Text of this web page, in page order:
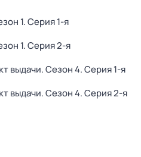
1. Серия 1-я
1. Серия 2-я
выдачи. Сезон 4. Серия 1-я
выдачи. Сезон 4. Серия 2-я